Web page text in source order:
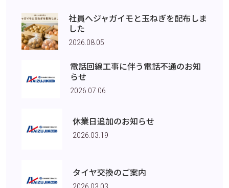
社員へジャガイモと玉ねぎを配布しま
した
2026.08.05
電話回線工事に伴う電話不通のお知
らせ
2026.07.06
休業日追加のお知らせ
2026.03.19
タイヤ交換のご案内